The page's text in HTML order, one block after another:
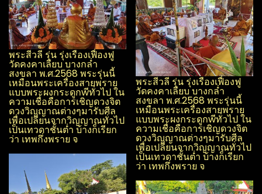
พระสีวลี รุ่น รุ่งเรือง​เฟื่องฟู​
วัด​คงคา​เลียบ​ บางกล่ำ​
สงขลา​ พ.ศ.2568 พระรุ่นนี้
เหมือนพระเครื่องสายพราย
แบบพระผง​กระดูกwีทั่วไป ใน
ความเชื่อคือการเชิญดวงจิต
ดวงวิญญาณ​ต่างๆมารับศีล
เพื่อเปลี่ยนจากวิญญาณ​ทั่วไป
เป็นเทวดาชั้นต่ำ บ้างก็เรียก
ว่า เทพกึ่งพราย จ
พระสีวลี รุ่น รุ่งเรือง​เฟื่องฟู​
วัด​คงคา​เลียบ​ บางกล่ำ​
สงขลา​ พ.ศ.2568 พระรุ่นนี้
เหมือนพระเครื่องสายพราย
แบบพระผง​กระดูกwีทั่วไป ใน
ความเชื่อคือการเชิญดวงจิต
ดวงวิญญาณ​ต่างๆมารับศีล
เพื่อเปลี่ยนจากวิญญาณ​ทั่วไป
เป็นเทวดาชั้นต่ำ บ้างก็เรียก
ว่า เทพกึ่งพราย จ